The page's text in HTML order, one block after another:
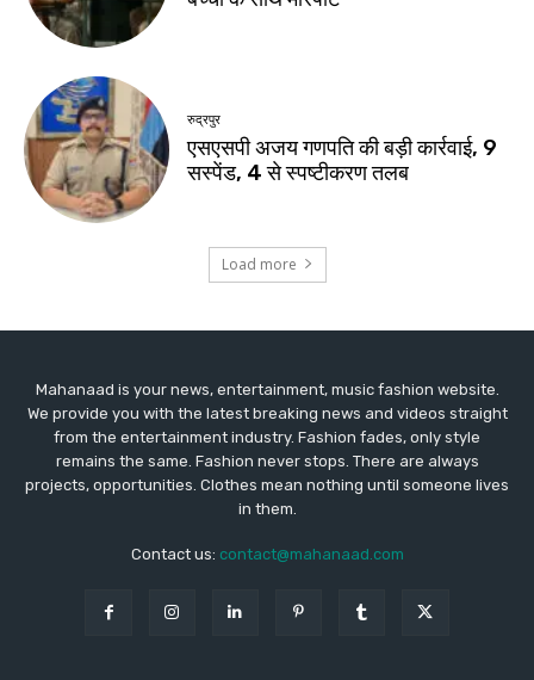
Mahanaad is your news, entertainment, music fashion website.
We provide you with the latest breaking news and videos straight
from the entertainment industry. Fashion fades, only style
remains the same. Fashion never stops. There are always
projects, opportunities. Clothes mean nothing until someone lives
in them.
Contact us: contact@mahanaad.com